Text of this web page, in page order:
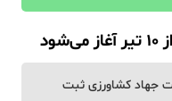
جهاد کشاورزی ثبت